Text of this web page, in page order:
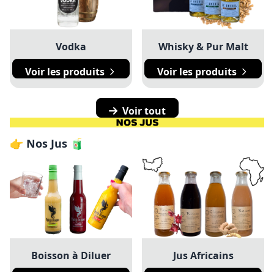
Vodka
Voir les produits
Whisky & Pur Malt
Voir les produits
Voir tout
👉 Nos Jus 🧃
Boisson à Diluer
Jus Africains